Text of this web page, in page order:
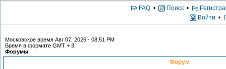
FAQ• Поиск•
Войти •
Московское время Авг 07, 2026 - 08:51 PM
Время в формате GMT + 3
Форумы
Форум